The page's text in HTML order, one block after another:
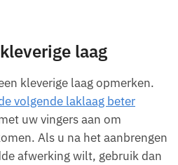
laag
kleverige laag opmerken.
volgende laklaag beter
uw vingers aan om
Als u na het aanbrengen
afwerking wilt, gebruik dan